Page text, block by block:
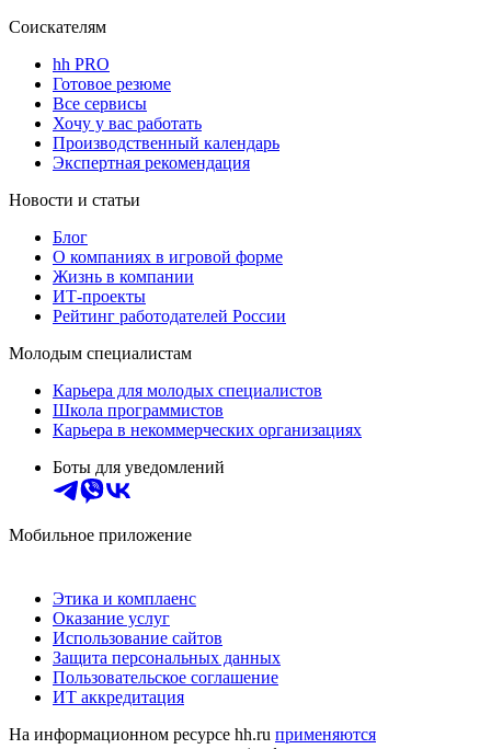
Соискателям
hh PRO
Готовое резюме
Все сервисы
Хочу у вас работать
Производственный календарь
Экспертная рекомендация
Новости и статьи
Блог
О компаниях в игровой форме
Жизнь в компании
ИТ-проекты
Рейтинг работодателей России
Молодым специалистам
Карьера для молодых специалистов
Школа программистов
Карьера в некоммерческих организациях
Боты для уведомлений
Мобильное приложение
Этика и комплаенс
Оказание услуг
Использование сайтов
Защита персональных данных
Пользовательское соглашение
ИТ аккредитация
На информационном ресурсе hh.ru применяются